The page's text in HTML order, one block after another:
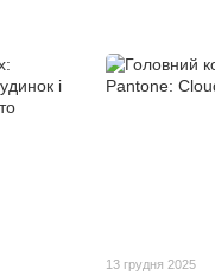
13 грудня 2025